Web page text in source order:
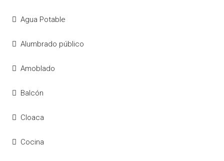
Agua Potable
Alumbrado público
Amoblado
Balcón
Cloaca
Cocina